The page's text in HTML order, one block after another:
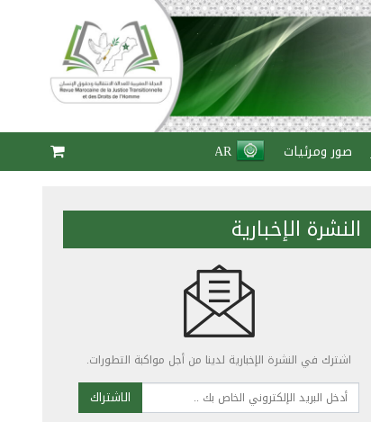
صور ومرئيات AR
النشرة الإخبارية
اشترك في النشرة الإخبارية لدينا من أجل مواكبة التطورات.
الاشتراك